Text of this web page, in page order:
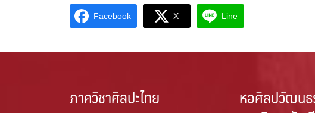
Facebook X Line
ภาควิชาศิลปะไทย หอศิลปวัฒนธ